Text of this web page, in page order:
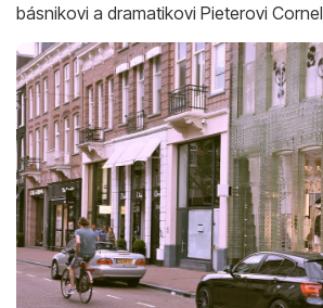
básnikovi a dramatikovi Pieterovi